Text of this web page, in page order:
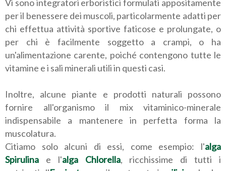
Vi sono integratori erboristici formulati appositamente
per il benessere dei muscoli, particolarmente adatti per
chi effettua attività sportive faticose e prolungate, o
per chi è facilmente soggetto a crampi, o ha
un'alimentazione carente, poiché contengono tutte le
vitamine e i sali minerali utili in questi casi.
Inoltre, alcune piante e prodotti naturali possono
fornire all'organismo il mix vitaminico-minerale
indispensabile a mantenere in perfetta forma la
muscolatura.
Citiamo solo alcuni di essi, come esempio: l'alga
Spirulina e l'alga Chlorella, ricchissime di tutti i